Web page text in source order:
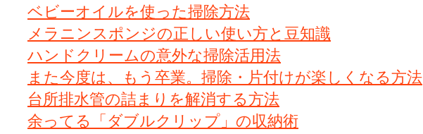
ベビーオイルを使った掃除方法
メラニンスポンジの正しい使い方と豆知識
ハンドクリームの意外な掃除活用法
また今度は、もう卒業。掃除・片付けが楽しくなる方法
台所排水管の詰まりを解消する方法
余ってる「ダブルクリップ」の収納術